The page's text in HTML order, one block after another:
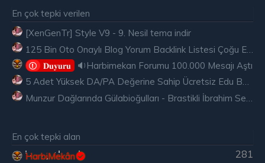
En çok tepki verilen
[XenGenTr] Style V9 - 9. Nesil tema indir
𝐃𝐮𝐲𝐮𝐫𝐮
🔉Harbimekan Forumu 100.000 Mesajı Aştı
5 Adet Yüksek DA/PA Değerine Sahip Ücretsiz Edu Backlink
En çok tepki alan
281
HarbiMekân